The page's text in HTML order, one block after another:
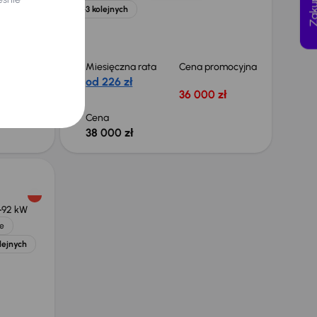
+3 kolejnych
Miesięczna rata
od 226 zł
Cena promocyjna
36 000 zł
Cena
38 000 zł
92 kW